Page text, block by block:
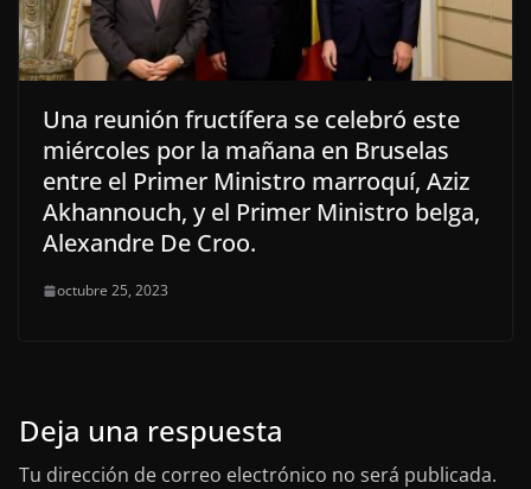
Una reunión fructífera se celebró este
miércoles por la mañana en Bruselas
entre el Primer Ministro marroquí, Aziz
Akhannouch, y el Primer Ministro belga,
Alexandre De Croo.
octubre 25, 2023
Deja una respuesta
Tu dirección de correo electrónico no será publicada.